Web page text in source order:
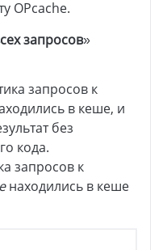
OPcache.
запросов»
запросов к
в кеше, и
без
кода.
запросов к
находились в кеше